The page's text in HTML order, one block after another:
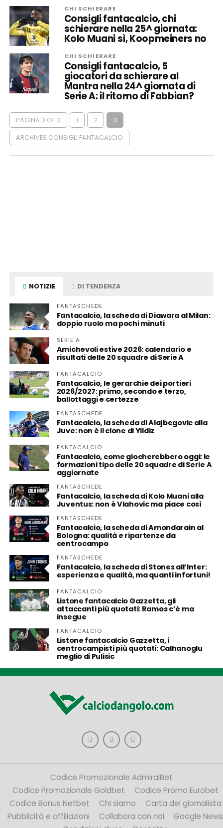
CHI SCHIERARE
Consigli fantacalcio, chi
schierare nella 25^ giornata:
Kolo Muani sì, Koopmeiners no
CHI SCHIERARE
Consigli fantacalcio, 5
giocatori da schierare al
Mantra nella 24^ giornata di
Serie A: il ritorno di Fabbian?
PAGINA 3 OF 3 1 2 3
ARCHIVES CONSIGLI FANTACALCIO
NOTIZIE DI TENDENZA
FANTASCHEDE
Fantacalcio, la scheda di Diawara al Milan:
doppio ruolo ma pochi minuti
SERIE A
Amichevoli estive 2026: calendario e
risultati delle 20 squadre di Serie A
FANTACALCIO
Fantacalcio, le gerarchie dei portieri
2026/2027: primo, secondo e terzo,
ballottaggi e certezze
FANTASCHEDE
Fantacalcio, la scheda di Alajbegovic alla
Juve: non è il clone di Yildiz
FANTACALCIO
Fantacalcio, come giocherebbero oggi: le
formazioni tipo delle 20 squadre di Serie A
aggiornate
FANTASCHEDE
Fantacalcio, la scheda di Kolo Muani alla
Juventus: non è Vlahovic ma piace così
FANTASCHEDE
Fantacalcio, la scheda di Amondarain al
Bologna: qualità e ripartenze da
centrocampo
FANTASCHEDE
Fantacalcio, la scheda di Stones all’Inter:
esperienza e qualità, ma quanti infortuni!
FANTACALCIO
Listone fantacalcio Gazzetta, gli
attaccanti più quotati: Ramos c’è ma
insegue
FANTACALCIO
Listone fantacalcio Gazzetta, i
centrocampisti più quotati: Calhanoglu
meglio di Pulisic
Codice Promozionale AdmiralBet
Codice Promozionale Goldbet
Codice Promo Eurobet
Codice Bonus Netbet
Chi siamo
Carta del giornalista
Pubblicità e affiliazioni
Collabora con noi
Google News